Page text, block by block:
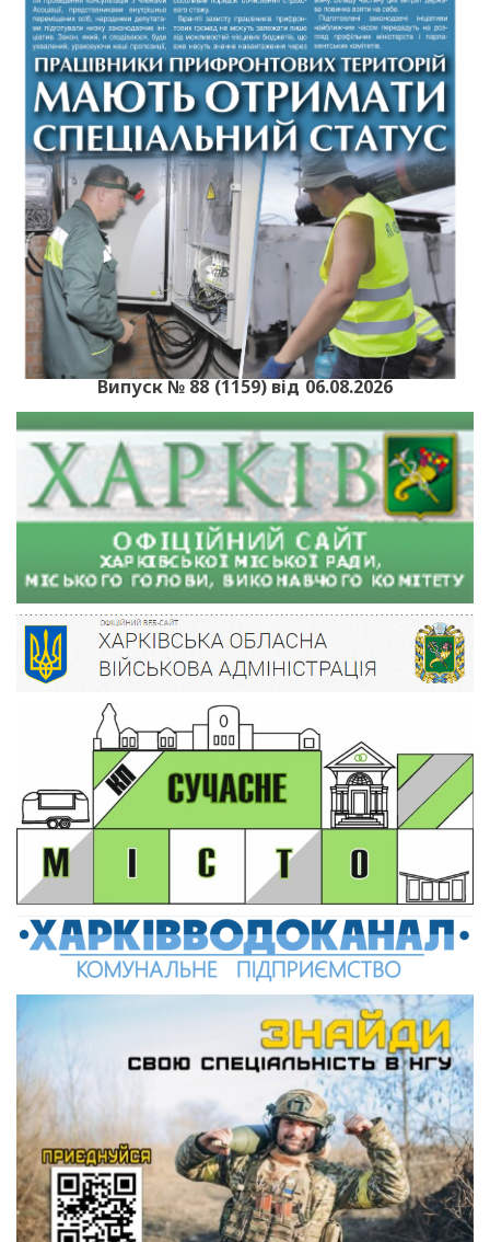
Випуск № 88 (1159) від 06.08.2026